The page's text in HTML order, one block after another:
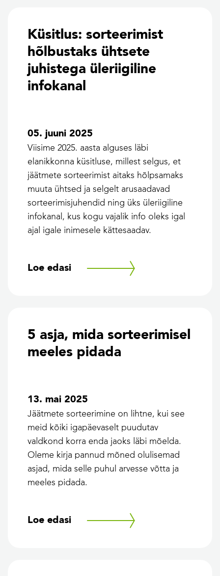
Küsitlus: sorteerimist
hõlbustaks ühtsete
juhistega üleriigiline
infokanal
05. juuni 2025
Viisime 2025. aasta alguses läbi
elanikkonna küsitluse, millest selgus, et
jäätmete sorteerimist aitaks hõlpsamaks
muuta ühtsed ja selgelt arusaadavad
sorteerimisjuhendid ning üks üleriigiline
infokanal, kus kogu vajalik info oleks igal
ajal igale inimesele kättesaadav.
Loe edasi
5 asja, mida sorteerimisel
meeles pidada
13. mai 2025
Jäätmete sorteerimine on lihtne, kui see
meid kõiki igapäevaselt puudutav
valdkond korra enda jaoks läbi mõelda.
Oleme kirja pannud mõned olulisemad
asjad, mida selle puhul arvesse võtta ja
meeles pidada.
Loe edasi